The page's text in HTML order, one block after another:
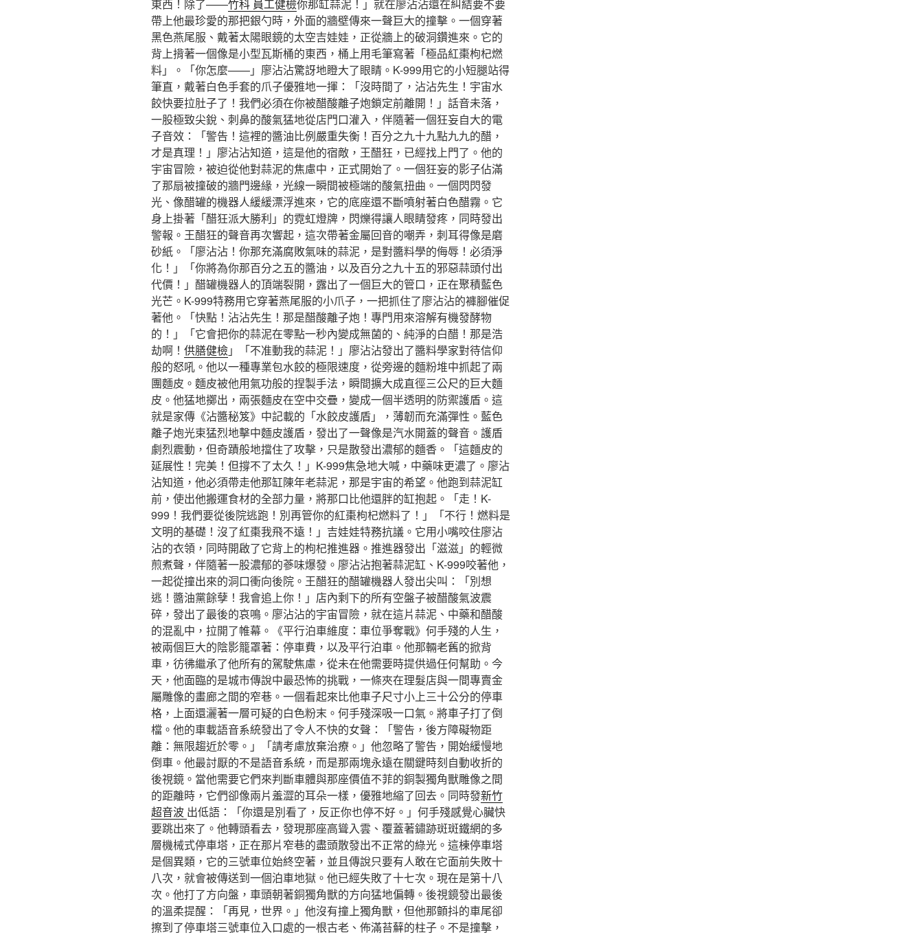
東西！除了——竹科 員工健檢你那缸蒜泥！」就在廖沾沾還在糾結要不要
帶上他最珍愛的那把銀勺時，外面的牆壁傳來一聲巨大的撞擊。一個穿著
黑色燕尾服、戴著太陽眼鏡的太空吉娃娃，正從牆上的破洞鑽進來。它的
背上揹著一個像是小型瓦斯桶的東西，桶上用毛筆寫著「極品紅棗枸杞燃
料」。「你怎麼——」廖沾沾驚訝地瞪大了眼睛。K-999用它的小短腿站得
筆直，戴著白色手套的爪子優雅地一揮：「沒時間了，沾沾先生！宇宙水
餃快要拉肚子了！我們必須在你被醋酸離子炮鎖定前離開！」話音未落，
一股極致尖銳、刺鼻的酸氣猛地從店門口灌入，伴隨著一個狂妄自大的電
子音效：「警告！這裡的醬油比例嚴重失衡！百分之九十九點九九的醋，
才是真理！」廖沾沾知道，這是他的宿敵，王醋狂，已經找上門了。他的
宇宙冒險，被迫從他對蒜泥的焦慮中，正式開始了。一個狂妄的影子佔滿
了那扇被撞破的牆門邊緣，光線一瞬間被極端的酸氣扭曲。一個閃閃發
光、像醋罐的機器人緩緩漂浮進來，它的底座還不斷噴射著白色醋霧。它
身上掛著「醋狂派大勝利」的霓虹燈牌，閃爍得讓人眼睛發疼，同時發出
警報。王醋狂的聲音再次響起，這次帶著金屬回音的嘲弄，刺耳得像是磨
砂紙。「廖沾沾！你那充滿腐敗氣味的蒜泥，是對醬料學的侮辱！必須淨
化！」「你將為你那百分之五的醬油，以及百分之九十五的邪惡蒜頭付出
代價！」醋罐機器人的頂端裂開，露出了一個巨大的管口，正在聚積藍色
光芒。K-999特務用它穿著燕尾服的小爪子，一把抓住了廖沾沾的褲腳催促
著他。「快點！沾沾先生！那是醋酸離子炮！專門用來溶解有機發酵物
的！」「它會把你的蒜泥在零點一秒內變成無菌的、純淨的白醋！那是浩
劫啊！ 供膳健檢」「不准動我的蒜泥！」廖沾沾發出了醬料學家對待信仰
般的怒吼。他以一種專業包水餃的極限速度，從旁邊的麵粉堆中抓起了兩
團麵皮。麵皮被他用氣功般的捏製手法，瞬間擴大成直徑三公尺的巨大麵
皮。他猛地擲出，兩張麵皮在空中交疊，變成一個半透明的防禦護盾。這
就是家傳《沾醬秘笈》中記載的「水餃皮護盾」，薄韌而充滿彈性。藍色
離子炮光束猛烈地擊中麵皮護盾，發出了一聲像是汽水開蓋的聲音。護盾
劇烈震動，但奇蹟般地擋住了攻擊，只是散發出濃郁的麵香。「這麵皮的
延展性！完美！但撐不了太久！」K-999焦急地大喊，中藥味更濃了。廖沾
沾知道，他必須帶走他那缸陳年老蒜泥，那是宇宙的希望。他跑到蒜泥缸
前，使出他搬運食材的全部力量，將那口比他還胖的缸抱起。「走！K-
999！我們要從後院逃跑！別再管你的紅棗枸杞燃料了！」「不行！燃料是
文明的基礎！沒了紅棗我飛不遠！」吉娃娃特務抗議。它用小嘴咬住廖沾
沾的衣領，同時開啟了它背上的枸杞推進器。推進器發出「滋滋」的輕微
煎煮聲，伴隨著一股濃郁的蔘味爆發。廖沾沾抱著蒜泥缸、K-999咬著他，
一起從撞出來的洞口衝向後院。王醋狂的醋罐機器人發出尖叫：「別想
逃！醬油黨餘孽！我會追上你！」店內剩下的所有空盤子被醋酸氣波震
碎，發出了最後的哀鳴。廖沾沾的宇宙冒險，就在這片蒜泥、中藥和醋酸
的混亂中，拉開了帷幕。《平行泊車維度：車位爭奪戰》何手殘的人生，
被兩個巨大的陰影籠罩著：停車費，以及平行泊車。他那輛老舊的掀背
車，彷彿繼承了他所有的駕駛焦慮，從未在他需要時提供過任何幫助。今
天，他面臨的是城市傳說中最恐怖的挑戰，一條夾在理髮店與一間專賣金
屬雕像的畫廊之間的窄巷。一個看起來比他車子尺寸小上三十公分的停車
格，上面還灑著一層可疑的白色粉末。何手殘深吸一口氣。將車子打了倒
檔。他的車載語音系統發出了令人不快的女聲：「警告，後方障礙物距
離：無限趨近於零。」「請考慮放棄治療。」他忽略了警告，開始緩慢地
倒車。他最討厭的不是語音系統，而是那兩塊永遠在關鍵時刻自動收折的
後視鏡。當他需要它們來判斷車體與那座價值不菲的銅製獨角獸雕像之間
的距離時，它們卻像兩片羞澀的耳朵一樣，優雅地縮了回去。同時發新竹
超音波 出低語：「你還是別看了，反正你也停不好。」何手殘感覺心臟快
要跳出來了。他轉頭看去，發現那座高聳入雲、覆蓋著鏽跡斑斑鐵網的多
層機械式停車塔，正在那片窄巷的盡頭散發出不正常的綠光。這棟停車塔
是個異類，它的三號車位始終空著，並且傳說只要有人敢在它面前失敗十
八次，就會被傳送到一個泊車地獄。他已經失敗了十七次。現在是第十八
次。他打了方向盤，車頭朝著銅獨角獸的方向猛地偏轉。後視鏡發出最後
的溫柔提醒：「再見，世界。」他沒有撞上獨角獸，但他那顫抖的車尾卻
擦到了停車塔三號車位入口處的一根古老、佈滿苔蘚的柱子。不是撞擊，